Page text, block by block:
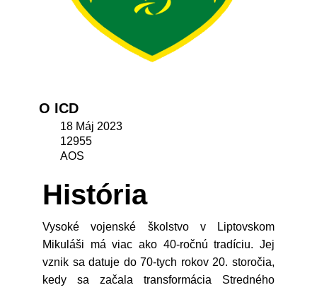
O ICD
18 Máj 2023
12955
AOS
História
Vysoké vojenské školstvo v Liptovskom
Mikuláši má viac ako 40-ročnú tradíciu. Jej
vznik sa datuje do 70-tych rokov 20. storočia,
kedy sa začala transformácia Stredného